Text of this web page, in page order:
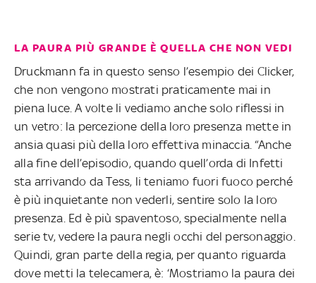
LA PAURA PIÙ GRANDE È QUELLA CHE NON VEDI
Druckmann fa in questo senso l’esempio dei Clicker,
che non vengono mostrati praticamente mai in
piena luce. A volte li vediamo anche solo riflessi in
un vetro: la percezione della loro presenza mette in
ansia quasi più della loro effettiva minaccia. “Anche
alla fine dell’episodio, quando quell’orda di Infetti
sta arrivando da Tess, li teniamo fuori fuoco perché
è più inquietante non vederli, sentire solo la loro
presenza. Ed è più spaventoso, specialmente nella
serie tv, vedere la paura negli occhi del personaggio.
Quindi, gran parte della regia, per quanto riguarda
dove metti la telecamera, è: ‘Mostriamo la paura dei